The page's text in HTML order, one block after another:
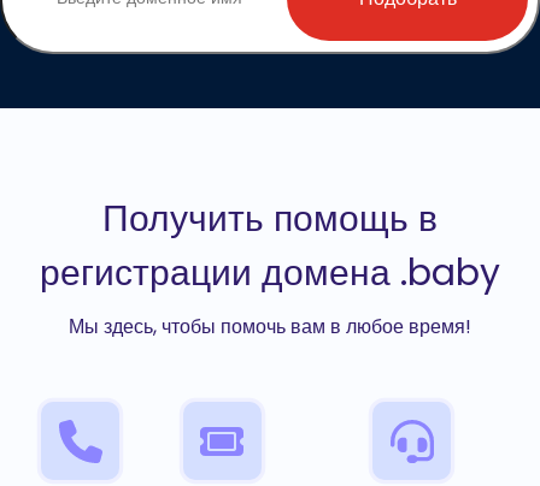
Получить помощь в
регистрации домена .baby
Мы здесь, чтобы помочь вам в любое время!